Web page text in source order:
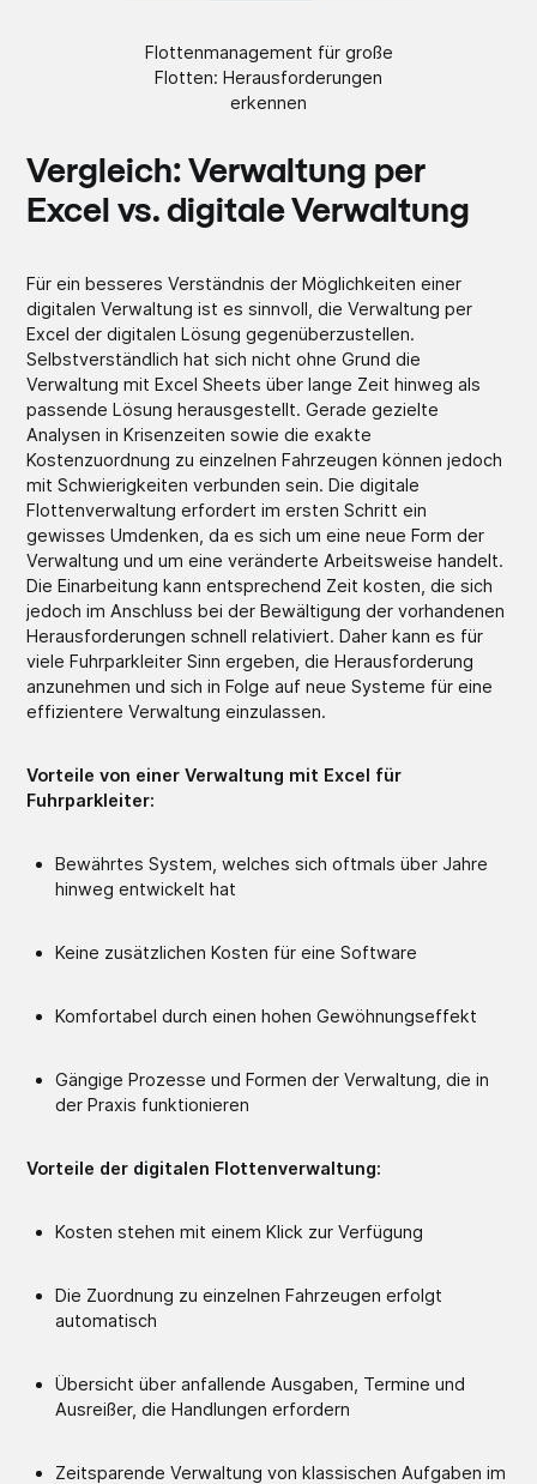
Flottenmanagement für große
Flotten: Herausforderungen
erkennen
Vergleich: Verwaltung per
Excel vs. digitale Verwaltung
Für ein besseres Verständnis der Möglichkeiten einer
digitalen Verwaltung ist es sinnvoll, die Verwaltung per
Excel der digitalen Lösung gegenüberzustellen.
Selbstverständlich hat sich nicht ohne Grund die
Verwaltung mit Excel Sheets über lange Zeit hinweg als
passende Lösung herausgestellt. Gerade gezielte
Analysen in Krisenzeiten sowie die exakte
Kostenzuordnung zu einzelnen Fahrzeugen können jedoch
mit Schwierigkeiten verbunden sein. Die digitale
Flottenverwaltung erfordert im ersten Schritt ein
gewisses Umdenken, da es sich um eine neue Form der
Verwaltung und um eine veränderte Arbeitsweise handelt.
Die Einarbeitung kann entsprechend Zeit kosten, die sich
jedoch im Anschluss bei der Bewältigung der vorhandenen
Herausforderungen schnell relativiert. Daher kann es für
viele Fuhrparkleiter Sinn ergeben, die Herausforderung
anzunehmen und sich in Folge auf neue Systeme für eine
effizientere Verwaltung einzulassen.
Vorteile von einer Verwaltung mit Excel für
Fuhrparkleiter:
Bewährtes System, welches sich oftmals über Jahre
hinweg entwickelt hat
Keine zusätzlichen Kosten für eine Software
Komfortabel durch einen hohen Gewöhnungseffekt
Gängige Prozesse und Formen der Verwaltung, die in
der Praxis funktionieren
Vorteile der digitalen Flottenverwaltung:
Kosten stehen mit einem Klick zur Verfügung
Die Zuordnung zu einzelnen Fahrzeugen erfolgt
automatisch
Übersicht über anfallende Ausgaben, Termine und
Ausreißer, die Handlungen erfordern
Zeitsparende Verwaltung von klassischen Aufgaben im